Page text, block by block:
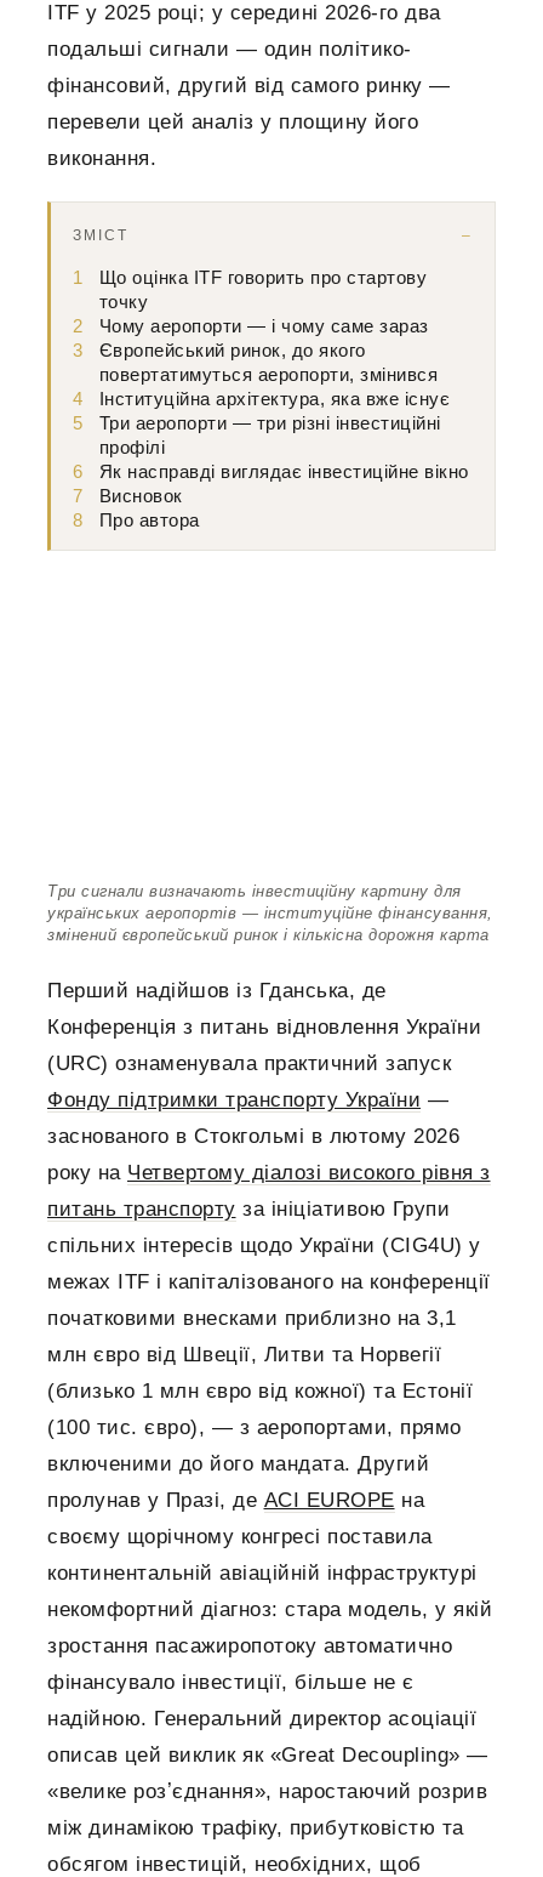
ITF у 2025 році; у середині 2026-го два
подальші сигнали — один політико-
фінансовий, другий від самого ринку —
перевели цей аналіз у площину його
виконання.
ЗМІСТ
1
Що оцінка ITF говорить про стартову
точку
2
Чому аеропорти — і чому саме зараз
3
Європейський ринок, до якого
повертатимуться аеропорти, змінився
4
Інституційна архітектура, яка вже існує
5
Три аеропорти — три різні інвестиційні
профілі
6
Як насправді виглядає інвестиційне вікно
7
Висновок
8
Про автора
Три сигнали визначають інвестиційну картину для
українських аеропортів — інституційне фінансування,
змінений європейський ринок і кількісна дорожня карта
Перший надійшов із Гданська, де
Конференція з питань відновлення України
(URC) ознаменувала практичний запуск
Фонду підтримки транспорту України —
заснованого в Стокгольмі в лютому 2026
року на Четвертому діалозі високого рівня з
питань транспорту за ініціативою Групи
спільних інтересів щодо України (CIG4U) у
межах ITF і капіталізованого на конференції
початковими внесками приблизно на 3,1
млн євро від Швеції, Литви та Норвегії
(близько 1 млн євро від кожної) та Естонії
(100 тис. євро), — з аеропортами, прямо
включеними до його мандата. Другий
пролунав у Празі, де ACI EUROPE на
своєму щорічному конгресі поставила
континентальній авіаційній інфраструктурі
некомфортний діагноз: стара модель, у якій
зростання пасажиропотоку автоматично
фінансувало інвестиції, більше не є
надійною. Генеральний директор асоціації
описав цей виклик як «Great Decoupling» —
«велике розʼєднання», наростаючий розрив
між динамікою трафіку, прибутковістю та
обсягом інвестицій, необхідних, щоб